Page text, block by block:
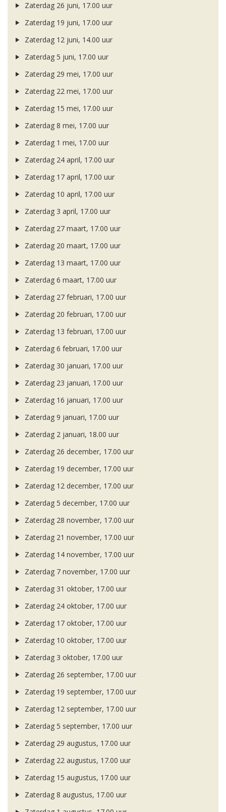
Zaterdag 26 juni, 17.00 uur
Zaterdag 19 juni, 17.00 uur
Zaterdag 12 juni, 14.00 uur
Zaterdag 5 juni, 17.00 uur
Zaterdag 29 mei, 17.00 uur
Zaterdag 22 mei, 17.00 uur
Zaterdag 15 mei, 17.00 uur
Zaterdag 8 mei, 17.00 uur
Zaterdag 1 mei, 17.00 uur
Zaterdag 24 april, 17.00 uur
Zaterdag 17 april, 17.00 uur
Zaterdag 10 april, 17.00 uur
Zaterdag 3 april, 17.00 uur
Zaterdag 27 maart, 17.00 uur
Zaterdag 20 maart, 17.00 uur
Zaterdag 13 maart, 17.00 uur
Zaterdag 6 maart, 17.00 uur
Zaterdag 27 februari, 17.00 uur
Zaterdag 20 februari, 17.00 uur
Zaterdag 13 februari, 17.00 uur
Zaterdag 6 februari, 17.00 uur
Zaterdag 30 januari, 17.00 uur
Zaterdag 23 januari, 17.00 uur
Zaterdag 16 januari, 17.00 uur
Zaterdag 9 januari, 17.00 uur
Zaterdag 2 januari, 18.00 uur
Zaterdag 26 december, 17.00 uur
Zaterdag 19 december, 17.00 uur
Zaterdag 12 december, 17.00 uur
Zaterdag 5 december, 17.00 uur
Zaterdag 28 november, 17.00 uur
Zaterdag 21 november, 17.00 uur
Zaterdag 14 november, 17.00 uur
Zaterdag 7 november, 17.00 uur
Zaterdag 31 oktober, 17.00 uur
Zaterdag 24 oktober, 17.00 uur
Zaterdag 17 oktober, 17.00 uur
Zaterdag 10 oktober, 17.00 uur
Zaterdag 3 oktober, 17.00 uur
Zaterdag 26 september, 17.00 uur
Zaterdag 19 september, 17.00 uur
Zaterdag 12 september, 17.00 uur
Zaterdag 5 september, 17.00 uur
Zaterdag 29 augustus, 17.00 uur
Zaterdag 22 augustus, 17.00 uur
Zaterdag 15 augustus, 17.00 uur
Zaterdag 8 augustus, 17.00 uur